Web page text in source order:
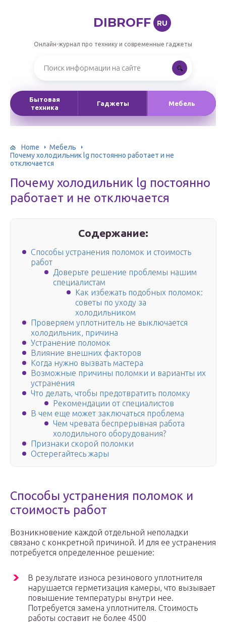
DIBROFF RU
Онлайн-журнал про технику и современные гаджеты
Бытовая
техника
Гаджеты Мебель
Home
Мебель
Почему холодильник lg постоянно работает и не
отключается
Почему холодильник lg постоянно
работает и не отключается
Содержание:
Способы устранения поломок и стоимость
работ
Доверьте решение проблемы нашим
специалистам
Как избежать подобных поломок:
советы по уходу за
холодильником
Проверяем уплотнитель не выключается
холодильник, причина
Устранение поломок
Влияние внешних факторов
Когда нужно вызвать мастера
Возможные причины поломки и варианты их
устранения
Что делать, чтобы предотвратить поломку
Рекомендации от специалистов
В чем еще может заключаться проблема
Чем чревата беспрерывная работа
холодильного оборудования?
Признаки скорой поломки
Остерегайтесь жары
Способы устранения поломок и
стоимость работ
Возникновение каждой отдельной неполадки
связано с конкретной причиной. И для ее устранения
потребуется определенное решение:
В результате износа резинового уплотнителя
нарушается герметизация камеры, что вызывает
повышение температуры внутри нее.
Потребуется замена уплотнителя. Стоимость
работы составит не более 4500